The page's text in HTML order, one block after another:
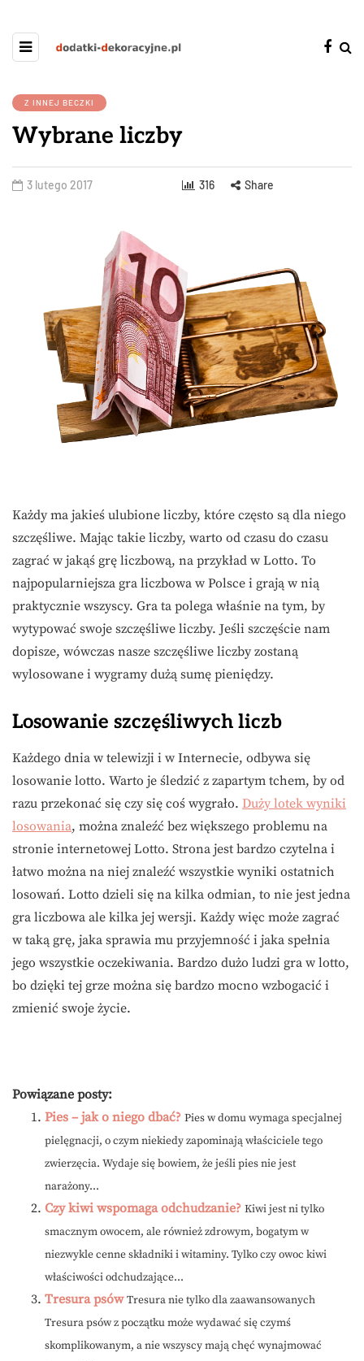
Z INNEJ BECZKI
Wybrane liczby
3 lutego 2017 316 Share
Każdy ma jakieś ulubione liczby, które często są dla niego
szczęśliwe. Mając takie liczby, warto od czasu do czasu
zagrać w jakąś grę liczbową, na przykład w Lotto. To
najpopularniejsza gra liczbowa w Polsce i grają w nią
praktycznie wszyscy. Gra ta polega właśnie na tym, by
wytypować swoje szczęśliwe liczby. Jeśli szczęście nam
dopisze, wówczas nasze szczęśliwe liczby zostaną
wylosowane i wygramy dużą sumę pieniędzy.
Losowanie szczęśliwych liczb
Każdego dnia w telewizji i w Internecie, odbywa się
losowanie lotto. Warto je śledzić z zapartym tchem, by od
razu przekonać się czy się coś wygrało. Duży lotek wyniki
losowania, można znaleźć bez większego problemu na
stronie internetowej Lotto. Strona jest bardzo czytelna i
łatwo można na niej znaleźć wszystkie wyniki ostatnich
losowań. Lotto dzieli się na kilka odmian, to nie jest jedna
gra liczbowa ale kilka jej wersji. Każdy więc może zagrać
w taką grę, jaka sprawia mu przyjemność i jaka spełnia
jego wszystkie oczekiwania. Bardzo dużo ludzi gra w lotto,
bo dzięki tej grze można się bardzo mocno wzbogacić i
zmienić swoje życie.
Powiązane posty:
Pies – jak o niego dbać? Pies w domu wymaga specjalnej
pielęgnacji, o czym niekiedy zapominają właściciele tego
zwierzęcia. Wydaje się bowiem, że jeśli pies nie jest
narażony...
Czy kiwi wspomaga odchudzanie? Kiwi jest ni tylko
smacznym owocem, ale również zdrowym, bogatym w
niezwykle cenne składniki i witaminy. Tylko czy owoc kiwi
właściwości odchudzające...
Tresura psów Tresura nie tylko dla zaawansowanych
Tresura psów z początku może wydawać się czymś
skomplikowanym, a nie wszyscy mają chęć wynajmować